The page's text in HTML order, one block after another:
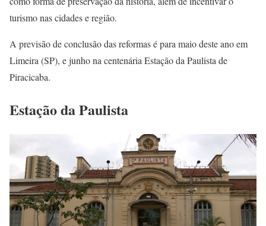
turismo nas cidades e região.
A previsão de conclusão das reformas é para maio deste ano em
Limeira (SP), e junho na centenária Estação da Paulista de
Piracicaba.
Estação da Paulista